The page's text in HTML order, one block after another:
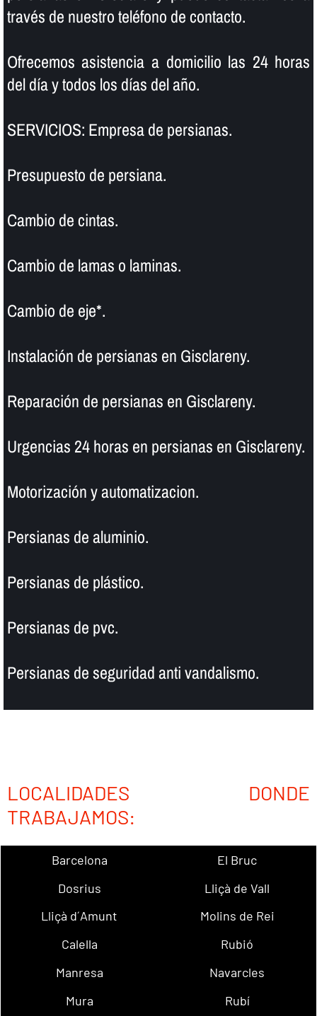
través de nuestro teléfono de contacto.
Ofrecemos asistencia a domicilio las 24 horas
del dí­a y todos los dí­as del año.
SERVICIOS: Empresa de persianas.
Presupuesto de persiana.
Cambio de cintas.
Cambio de lamas o laminas.
Cambio de eje*.
Instalación de persianas en Gisclareny.
Reparación de persianas en Gisclareny.
Urgencias 24 horas en persianas en Gisclareny.
Motorización y automatizacion.
Persianas de aluminio.
Persianas de plástico.
Persianas de pvc.
Persianas de seguridad anti vandalismo.
LOCALIDADES DONDE
TRABAJAMOS:
Barcelona
El Bruc
Dosrius
Lliçà de Vall
Lliçà d´Amunt
Molins de Rei
Calella
Rubió
Manresa
Navarcles
Mura
Rubí